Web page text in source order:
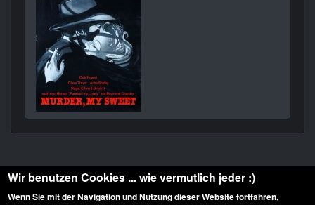
Wir benutzen Cookies ... wie vermutlich jeder :)
Wenn Sie mit der Navigation und Nutzung dieser Website fortfahren,